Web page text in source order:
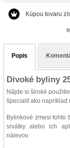
Kúpou tovaru
Popis
Divoké byliny
Nájde si široké
špecialít ako napríklad
Bylinkové zmesi tohto
srvátky alebo ich
nálevov.